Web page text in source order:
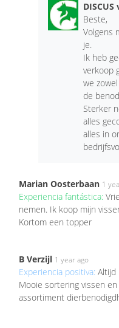
Beste,
Volgens
je.
Ik heb
verkoop
we
de
Sterker
alles
alles in
Marian Oosterbaan 1
Experiencia fantástica:
nemen. Ik koop mijn
Kortom een topper
B Verzijl 1 year ago
Experiencia positiva: Altijd
Mooie sortering vissen
assortiment